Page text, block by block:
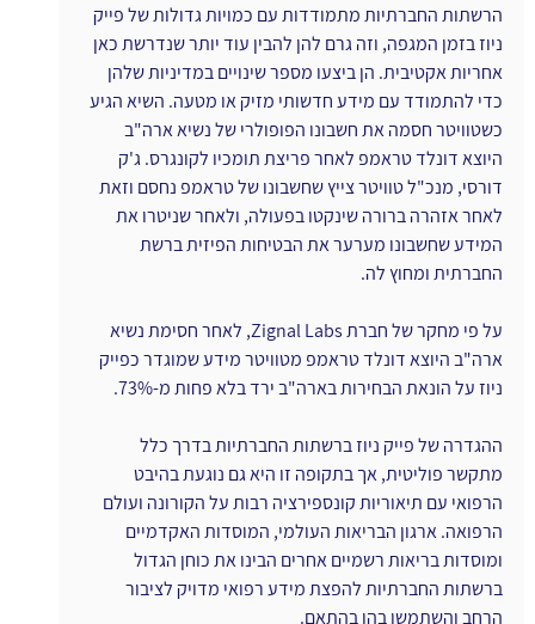
הרשתות החברתיות מתמודדות עם כמויות גדולות של פייק
ניוז בזמן המגפה, וזה גרם להן להבין עוד יותר שנדרשת כאן
אחריות אקטיבית. הן ביצעו מספר שינויים במדיניות שלהן
כדי להתמודד עם מידע חדשותי מזיק או מטעה. השיא הגיע
כשטוויטר חסמה את חשבונו הפופולרי של נשיא ארה"ב
היוצא דונלד טראמפ לאחר פריצת תומכיו לקונגרס. ג'ק
דורסי, מנכ"ל טוויטר צייץ שחשבונו של טראמפ נחסם וזאת
לאחר אזהרה ברורה שינקטו בפעולה, ולאחר שניטרו את
המידע שחשבונו מערער את הבטיחות הפיזית ברשת
החברתית ומחוץ לה.
על פי מחקר של חברת Zignal Labs, לאחר חסימת נשיא
ארה"ב היוצא דונלד טראמפ מטוויטר מידע שמוגדר כפייק
ניוז על הונאת הבחירות בארה"ב ירד בלא פחות מ-73%.
ההגדרה של פייק ניוז ברשתות החברתיות בדרך כלל
מתקשר פוליטית, אך בתקופה זו היא גם נוגעת בהיבט
הרפואי עם תיאוריות קונספירציה רבות על הקורונה ועולם
הרפואה. ארגון הבריאות העולמי, המוסדות האקדמיים
ומוסדות בריאות רשמיים אחרים הבינו את כוחן הגדול
ברשתות החברתיות להפצת מידע רפואי מדויק לציבור
הרחב והשתמשו בהן בהתאם.